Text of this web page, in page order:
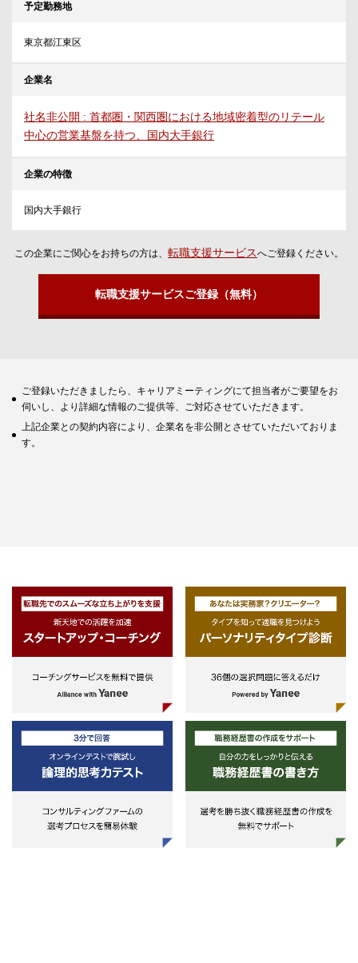
予定勤務地
東京都江東区
企業名
社名非公開 : 首都圏・関西圏における地域密着型のリテール
中心の営業基盤を持つ、国内大手銀行
企業の特徴
国内大手銀行
この企業にご関心をお持ちの方は、 転職支援サービスへご登録ください。
転職支援サービスご登録（無料）
ご登録いただきましたら、キャリアミーティングにて担当者がご要望をお
伺いし、より詳細な情報のご提供等、ご対応させていただきます。
上記企業との契約内容により、企業名を非公開とさせていただいておりま
す。